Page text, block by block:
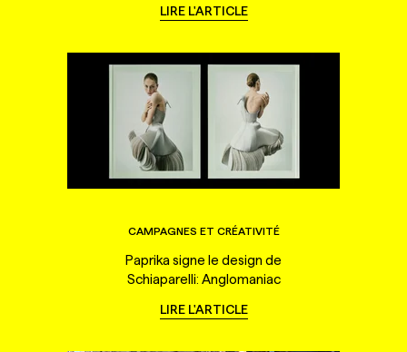
LIRE L'ARTICLE
CAMPAGNES ET CRÉATIVITÉ
Paprika signe le design de
Schiaparelli: Anglomaniac
LIRE L'ARTICLE